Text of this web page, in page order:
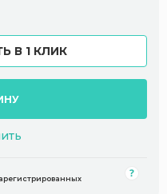
В 1 КЛИК